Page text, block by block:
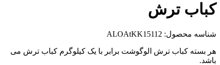
کباب ترش
شناسه محصول: ALOAtKK15112
هر بسته کباب ترش الوگوشت برابر با یک کیلوگرم کباب ترش می
باشد.